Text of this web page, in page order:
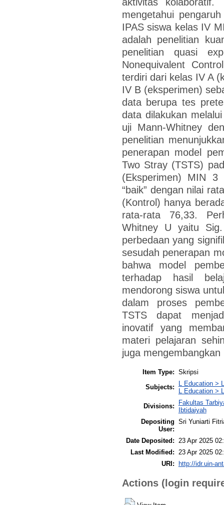
mengetahui
IPAS siswa kelas IV
adalah penelitian
penelitian quasi
Nonequivalent
terdiri dari kelas IV A
IV B (eksperimen)
data berupa tes
data dilakukan
uji Mann-Whitney
penelitian
penerapan model
Two Stray (TSTS)
(Eksperimen) MIN 3
“baik” dengan nilai
(Kontrol) hanya
rata-rata 76,33.
Whitney U yaitu
perbedaan yang
sesudah penerapan
bahwa model
terhadap hasil
mendorong siswa
dalam proses
TSTS dapat
inovatif yang
materi pelajaran
juga
Item Type: Skripsi
Subjects:
L Education >
L Education >
Divisions:
Fakultas
Ibtidaiyah
Depositing
User:
Sri Yuniarti
Date Deposited:
23 Apr 2025
Last Modified:
23 Apr 2025
URI: http://idr.uin-
Actions (login